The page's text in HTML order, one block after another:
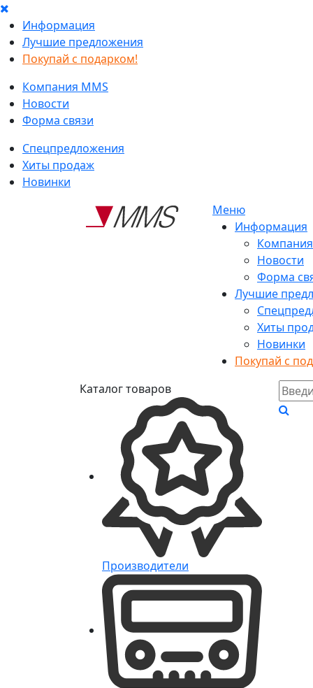
Информация
Лучшие предложения
Покупай с подарком!
Компания MMS
Новости
Форма связи
Спецпредложения
Хиты продаж
Новинки
Меню
Информация
Новости
Форма
Лучшие
Хиты
Новинки
Покупай с
Каталог товаров
Производители